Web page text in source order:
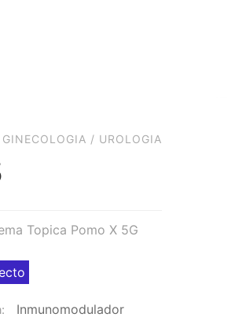
GINECOLOGIA / UROLOGIA
Topica Pomo X 5G
Inmunomodulador